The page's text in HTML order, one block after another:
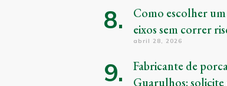
Como escolher
eixos sem correr
abril 28, 2026
Fabricante de
Guarulhos: